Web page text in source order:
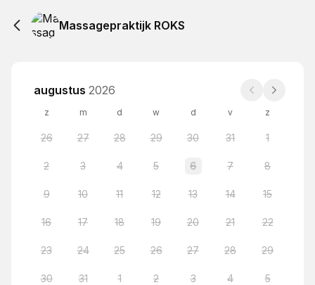
Massagepraktijk ROKS
augustus 2026
z m d w d v z
26 27 28 29 30 31 1
2 3 4 5 6 7 8
9 10 11 12 13 14 15
16 17 18 19 20 21 22
23 24 25 26 27 28 29
30 31 1 2 3 4 5